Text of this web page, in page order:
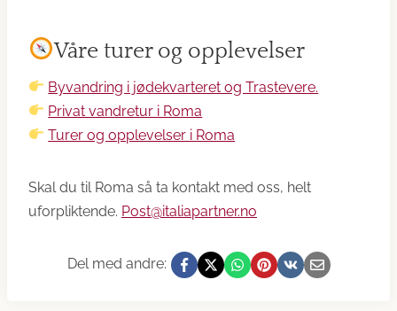
Våre turer og opplevelser
Byvandring i jødekvarteret og Trastevere.
Privat vandretur i Roma
Turer og opplevelser i Roma
Skal du til Roma så ta kontakt med oss, helt
uforpliktende. Post@italiapartner.no
Del med andre: